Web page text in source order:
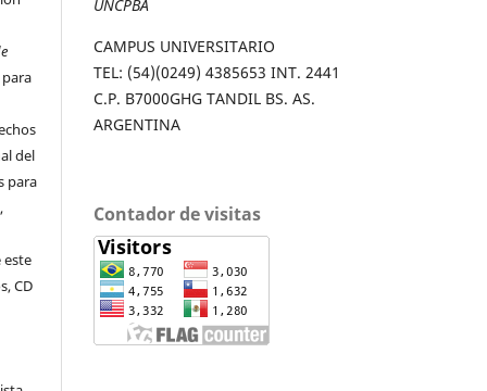
para
del
para
este
CD
UNCPBA
CAMPUS UNIVERSITARIO
TEL: (54)(0249) 4385653 INT. 2441
C.P. B7000GHG TANDIL BS. AS.
ARGENTINA
Contador de visitas